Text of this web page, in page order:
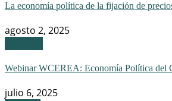
La economía política de la fijación de
agosto 2, 2025
Webinar WCEREA: Economía Política del
julio 6, 2025